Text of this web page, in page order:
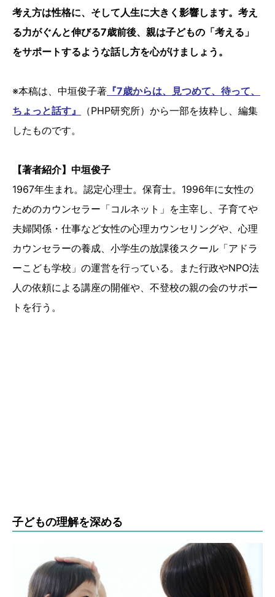
考え方は性格に、そして人生に大きく影響します。考え
る力がぐんと伸びる7歳前後、親は子どもの「考える」
をサポートするような話し方を心がけましょう。
※本稿は、中垣俊子著 『7歳からは、見つめて、待って、
ちょっと話す』
（PHP研究所）から一部を抜粋し、編集
したものです。
【著者紹介】中垣俊子
1967年生まれ。認定心理士。保育士。1996年に女性の
ためのカウンセラー「コルネット」を主宰し、子育てや
夫婦関係・仕事など女性の心理カウンセリングや、心理
カウンセラーの養成、小学生の放課後スクール「アドラ
ーこども学校」の運営を行っている。また行政やNPO法
人の依頼による講座の開催や、不登校の親の会のサポー
トを行う。
子どもの理解を深める